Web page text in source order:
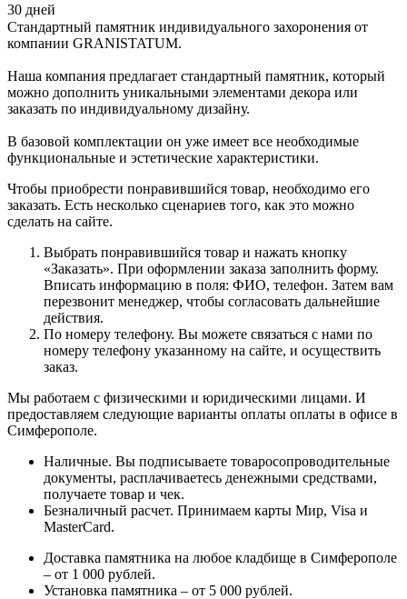
30 дней
Стандартный памятник индивидуального захоронения от
компании GRANISTATUM.
Наша компания предлагает стандартный памятник, который
можно дополнить уникальными элементами декора или
заказать по индивидуальному дизайну.
В базовой комплектации он уже имеет все необходимые
функциональные и эстетические характеристики.
Чтобы приобрести понравившийся товар, необходимо его
заказать. Есть несколько сценариев того, как это можно
сделать на сайте.
Выбрать понравившийся товар и нажать кнопку
«Заказать». При оформлении заказа заполнить форму.
Вписать информацию в поля: ФИО, телефон. Затем вам
перезвонит менеджер, чтобы согласовать дальнейшие
действия.
По номеру телефону. Вы можете связаться с нами по
номеру телефону указанному на сайте, и осуществить
заказ.
Мы работаем с физическими и юридическими лицами. И
предоставляем следующие варианты оплаты оплаты в офисе в
Симферополе.
Наличные. Вы подписываете товаросопроводительные
документы, расплачиваетесь денежными средствами,
получаете товар и чек.
Безналичный расчет. Принимаем карты Мир, Visa и
MasterCard.
Доставка памятника на любое кладбище в Симферополе
– от 1 000 рублей.
Установка памятника – от 5 000 рублей.